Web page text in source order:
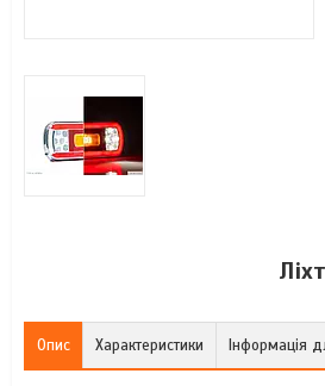
Опис Характеристики Інформація